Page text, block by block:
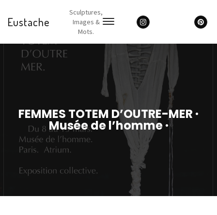
Eustache
Rools
Sculptures,
Images &
Mots.
FEMMES TOTEM D’OUTRE-MER ·
Musée de l’homme ·